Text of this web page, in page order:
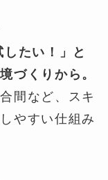
したい！」と
づくりから。
間など、スキ
やすい仕組み